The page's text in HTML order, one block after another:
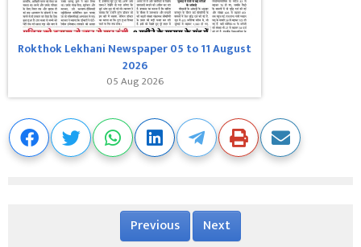
Rokthok Lekhani Newspaper 05 to 11 August
2026
05 Aug 2026
Previous Next